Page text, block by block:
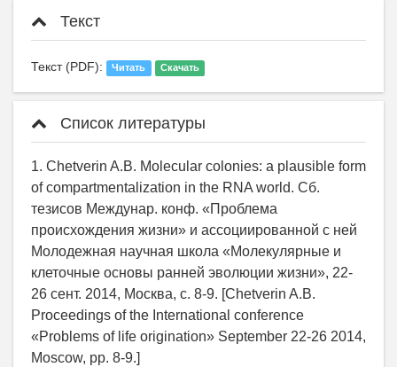
Текст
Текст (PDF): Читать Скачать
Список литературы
1. Chetverin A.B. Molecular colonies: a plausible form
of compartmentalization in the RNA world. Сб.
тезисов Междунар. конф. «Проблема
происхождения жизни» и ассоциированной с ней
Молодежная научная школа «Молекулярные и
клеточные основы ранней эволюции жизни», 22-
26 сент. 2014, Москва, с. 8-9. [Chetverin A.B.
Proceedings of the International conference
«Problems of life origination» September 22-26 2014,
Moscow, pp. 8-9.]